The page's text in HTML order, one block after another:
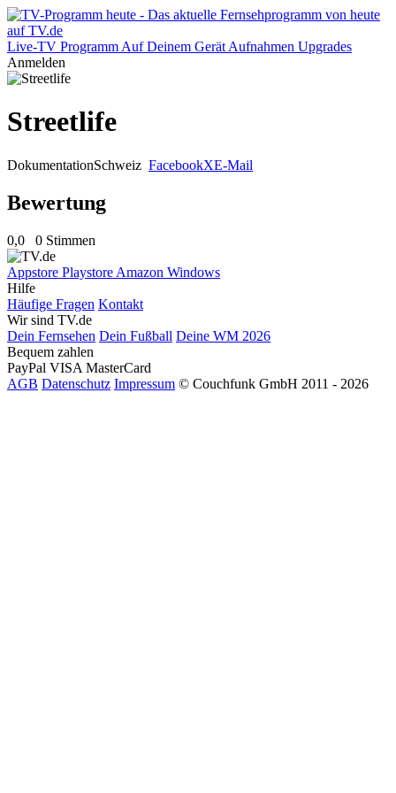
Live-TV Programm Auf Deinem Gerät Aufnahmen Upgrades
Anmelden
Streetlife
DokumentationSchweiz FacebookXE-Mail
Bewertung
0,0 0 Stimmen
Appstore Playstore Amazon Windows
Hilfe
Häufige Fragen Kontakt
Wir sind TV.de
Dein Fernsehen Dein Fußball Deine WM 2026
Bequem zahlen
PayPal VISA MasterCard
AGB Datenschutz Impressum © Couchfunk GmbH 2011 - 2026